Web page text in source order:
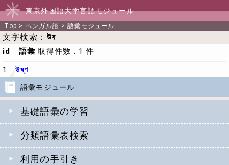
東京外国語大学言語モジュール
Top > ベンガル語 >語彙モジュール
語彙モジュール
基礎語彙の学習
分類語彙表検索
利用の手引き
文字検索： উষ
id 語彙 取得件数 : 1 件
1উষ্ণ